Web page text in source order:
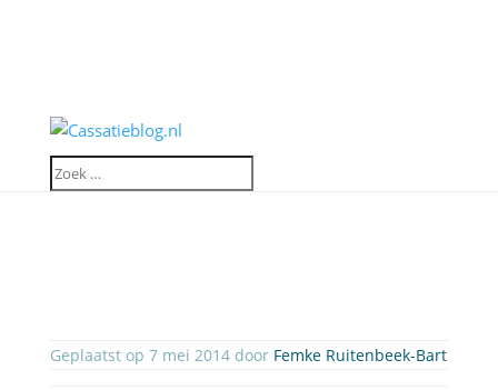
Geplaatst op 7 mei 2014 door Femke Ruitenbeek-Bart